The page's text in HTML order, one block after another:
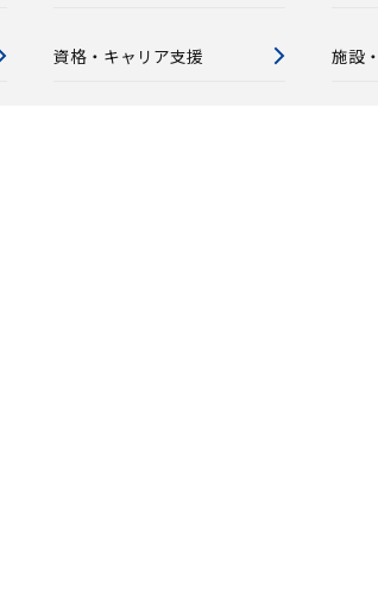
資格・キャリア支援 施設